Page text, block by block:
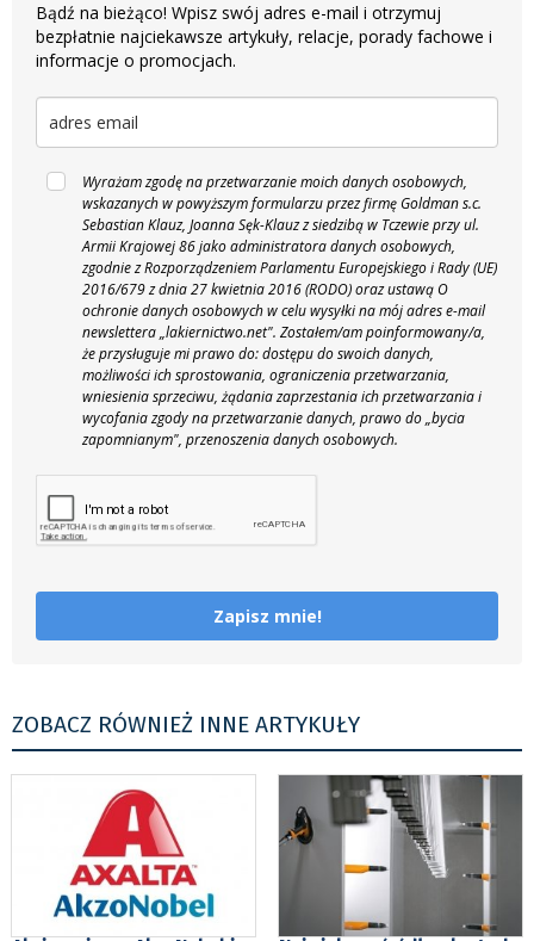
Bądź na bieżąco! Wpisz swój adres e-mail i otrzymuj
bezpłatnie najciekawsze artykuły, relacje, porady fachowe i
informacje o promocjach.
Wyrażam zgodę na przetwarzanie moich danych osobowych,
wskazanych w powyższym formularzu przez firmę Goldman s.c.
Sebastian Klauz, Joanna Sęk-Klauz z siedzibą w Tczewie przy ul.
Armii Krajowej 86 jako administratora danych osobowych,
zgodnie z Rozporządzeniem Parlamentu Europejskiego i Rady (UE)
2016/679 z dnia 27 kwietnia 2016 (RODO) oraz ustawą O
ochronie danych osobowych w celu wysyłki na mój adres e-mail
newslettera „lakiernictwo.net". Zostałem/am poinformowany/a,
że przysługuje mi prawo do: dostępu do swoich danych,
możliwości ich sprostowania, ograniczenia przetwarzania,
wniesienia sprzeciwu, żądania zaprzestania ich przetwarzania i
wycofania zgody na przetwarzanie danych, prawo do „bycia
zapomnianym", przenoszenia danych osobowych.
Zapisz mnie!
ZOBACZ RÓWNIEŻ INNE ARTYKUŁY